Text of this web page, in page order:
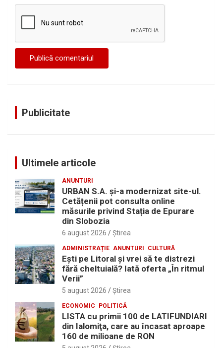
Publicitate
Ultimele articole
ANUNTURI
URBAN S.A. și-a modernizat site-ul.
Cetățenii pot consulta online
măsurile privind Stația de Epurare
din Slobozia
6 august 2026 Ştirea
ADMINISTRAȚIE ANUNTURI CULTURĂ
Eşti pe Litoral şi vrei să te distrezi
fără cheltuială? Iată oferta „În ritmul
Verii”
5 august 2026 Ştirea
ECONOMIC POLITICĂ
LISTA cu primii 100 de LATIFUNDIARI
din Ialomiţa, care au încasat aproape
160 de milioane de RON